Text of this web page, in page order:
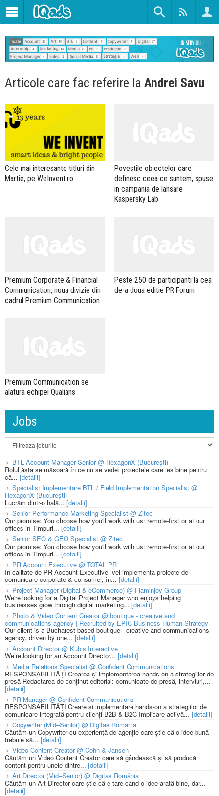
Articole care fac referire la Andrei Savu
Cele mai interesante titluri din
Martie, pe WeInvent.ro
Povestile obiectelor care
definesc ceea ce suntem, spuse
in campania de lansare
Kaspersky Lab
Premium Corporate & Financial
Communication, noua divizie din
cadrul Premium Communication
Peste 250 de participanti la cea
de-a doua editie PR Forum
Premium Communication se
alatura echipei Qualians
Jobs
BTL Account Manager Senior @ HexagonX (București)
Rolul ăsta se măsoară în ce nu se vede: proiectele care ies bine pentru
că... [detalii]
Specialist Implementare BTL / Field Implementation Specialist @
HexagonX (București)
Lucrăm dintr-o hală... [detalii]
Senior Performance Marketing Specialist @ Zitec
Our promise: You choose how you'll work with us: remote-first or at our
offices in Timpuri... [detalii]
Senior SEO & GEO Specialist @ Zitec
Our promise: You choose how you'll work with us: remote-first or at our
offices in Timpuri... [detalii]
PR Account Executive @ TOTAL PR
În calitate de PR Account Executive, vei implementa proiecte de
comunicare corporate & consumer, în... [detalii]
Project Manager (Digital & eCommerce) @ Flaminjoy Group
We're looking for a Digital Project Manager who enjoys helping
businesses grow through digital marketing... [detalii]
Photo & Video Content Creator @ boutique - creative and
communications agency | Recruited by EPIC Business Human Strategy
Our client is a Bucharest based boutique - creative and communications
agency, driven by one... [detalii]
Account Director @ Kubis Interactive
We’re looking for an Account Director... [detalii]
Media Relations Specialist @ Confident Communications
RESPONSABILITĂȚI Crearea și implementarea hands-on a strategiilor de
presă Redactarea de conținut editorial: comunicate de presă, interviuri,...
[detalii]
PR Manager @ Confident Communications
RESPONSABILITĂȚI Creare și implementare hands-on a strategiilor de
comunicare integrată pentru clienți B2B & B2C Implicare activă... [detalii]
Copywriter (Mid–Senior) @ Digitas România
Căutăm un Copywriter cu experiență de agenție care știe că o idee bună
trebuie să... [detalii]
Video Content Creator @ Cohn & Jansen
Căutăm un Video Content Creator care să gândească și să producă
content pentru unele dintre... [detalii]
Art Director (Mid–Senior) @ Digitas România
Căutăm un Art Director care știe că e tare când o idee arată bine, dar...
[detalii]